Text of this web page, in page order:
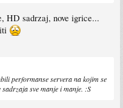
HD sadrzaj, nove igrice...
performanse servera na kojim se
sve manje i manje. :S